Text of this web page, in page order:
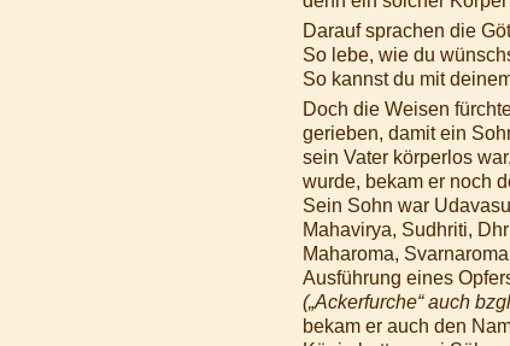
Darauf sprachen die
So lebe, wie du
So kannst du mit
Doch die Weisen
gerieben, damit ein
sein Vater körperlos
wurde, bekam er noch
Sein Sohn war
Mahavirya, Sudhriti,
Maharoma,
Ausführung eines
(„Ackerfurche“ auch
bekam er auch den